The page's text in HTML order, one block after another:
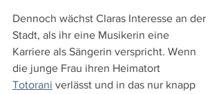
Dennoch wächst Claras Interesse an der
Stadt, als ihr eine Musikerin eine
Karriere als Sängerin verspricht. Wenn
die junge Frau ihren Heimatort
Totorani verlässt und in das nur knapp